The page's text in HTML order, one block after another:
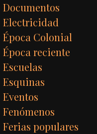
Documentos
Electricidad
Época Colonial
Época reciente
Escuelas
Esquinas
Eventos
Fenómenos
Ferias populares